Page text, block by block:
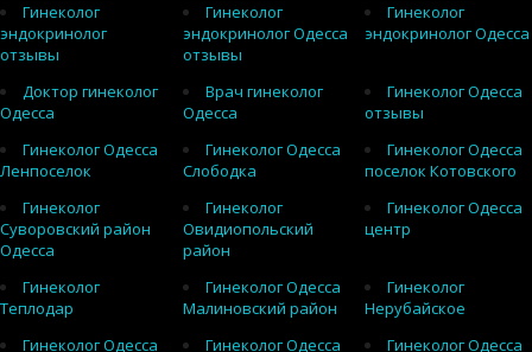
Гинеколог
эндокринолог
отзывы
Гинеколог
эндокринолог Одесса
отзывы
Гинеколог
эндокринолог Одесса
Доктор гинеколог
Одесса
Врач гинеколог
Одесса
Гинеколог Одесса
отзывы
Гинеколог Одесса
Ленпоселок
Гинеколог Одесса
Слободка
Гинеколог Одесса
поселок Котовского
Гинеколог
Суворовский район
Одесса
Гинеколог
Овидиопольский
район
Гинеколог Одесса
центр
Гинеколог
Теплодар
Гинеколог Одесса
Малиновский район
Гинеколог
Нерубайское
Гинеколог Одесса
Гинеколог Одесса Гинеколог Одесса